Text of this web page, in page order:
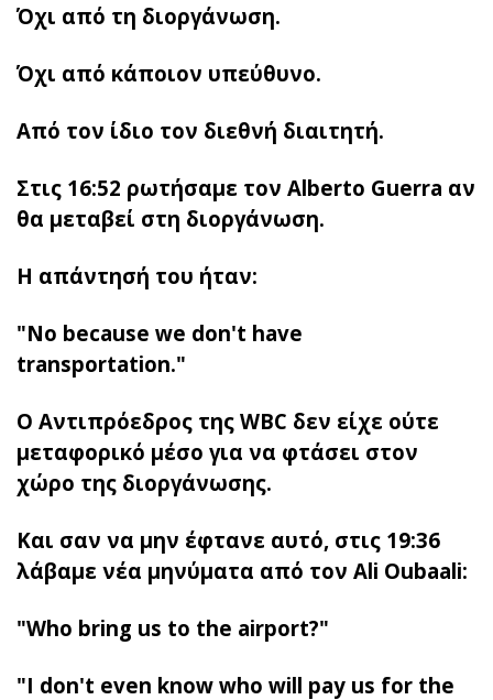
Όχι από τη διοργάνωση.
Όχι από κάποιον υπεύθυνο.
Από τον ίδιο τον διεθνή διαιτητή.
Στις 16:52 ρωτήσαμε τον Alberto Guerra αν
θα μεταβεί στη διοργάνωση.
Η απάντησή του ήταν:
"No because we don't have
transportation."
Ο Αντιπρόεδρος της WBC δεν είχε ούτε
μεταφορικό μέσο για να φτάσει στον
χώρο της διοργάνωσης.
Και σαν να μην έφτανε αυτό, στις 19:36
λάβαμε νέα μηνύματα από τον Ali Oubaali:
"Who bring us to the airport?"
"I don't even know who will pay us for the